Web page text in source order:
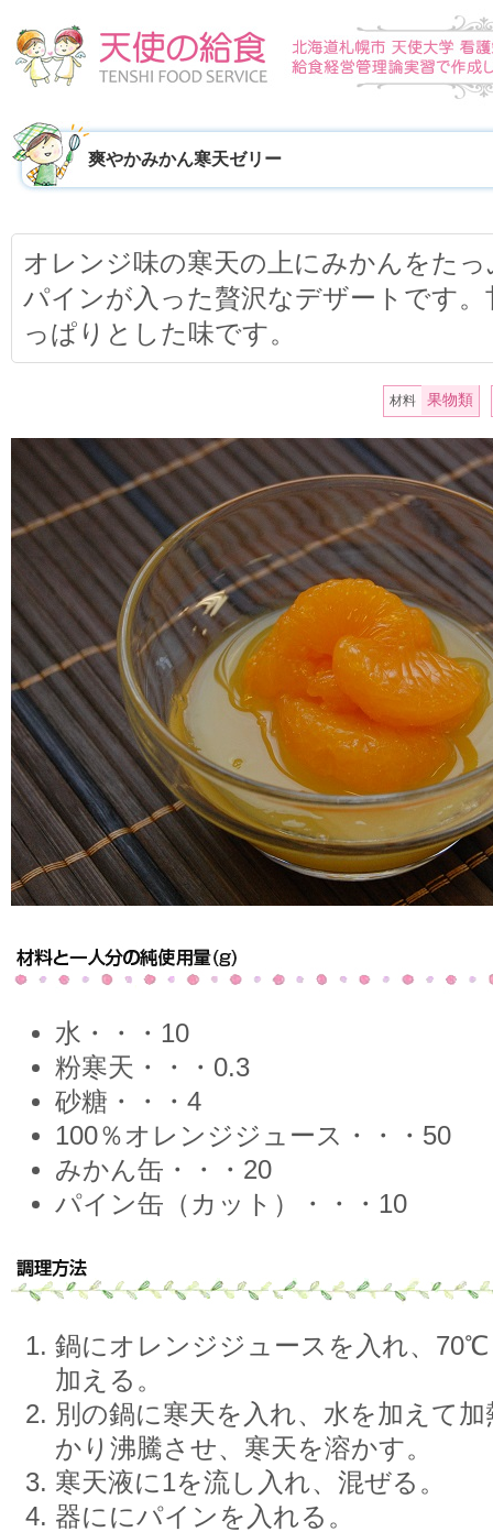
爽やかみかん寒天ゼリー
オレンジ味の寒天の上にみかんをた
パインが入った贅沢なデザートです
っぱりとした味です。
材料 果物類
水・・・10
粉寒天・・・0.3
砂糖・・・4
100％オレンジジュース・・・50
みかん缶・・・20
パイン缶（カット）・・・10
鍋にオレンジジュースを入れ、
加える。
別の鍋に寒天を入れ、水を加えて
かり沸騰させ、寒天を溶かす。
寒天液に1を流し入れ、混ぜる。
器ににパインを入れる。